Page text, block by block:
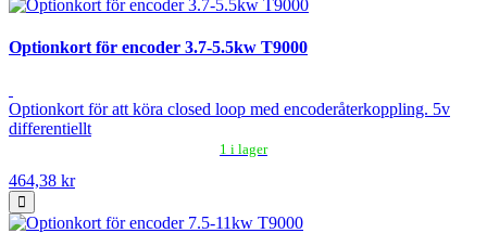
Optionkort för encoder 3.7-5.5kw T9000
Optionkort för att köra closed loop med encoderåterkoppling. 5v
differentiellt
1 i lager
464,38 kr